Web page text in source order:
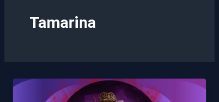
Tamarina